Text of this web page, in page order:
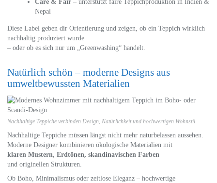
Care & Fair– unterstützt faire Teppichproduktion in Indien &
Nepal
Diese Label geben dir Orientierung und zeigen, ob ein Teppich wirklich
nachhaltig produziert wurde
– oder ob es sich nur um „Greenwashing“ handelt.
Natürlich schön – moderne Designs aus
umweltbewussten Materialien
Nachhaltige Teppiche verbinden Design, Natürlichkeit und hochwertigen Wohnstil.
Nachhaltige Teppiche müssen längst nicht mehr naturbelassen aussehen.
Moderne Designer kombinieren ökologische Materialien mit
klaren Mustern, Erdtönen, skandinavischen Farben
und originellen Strukturen.
Ob Boho, Minimalismus oder zeitlose Eleganz – hochwertige